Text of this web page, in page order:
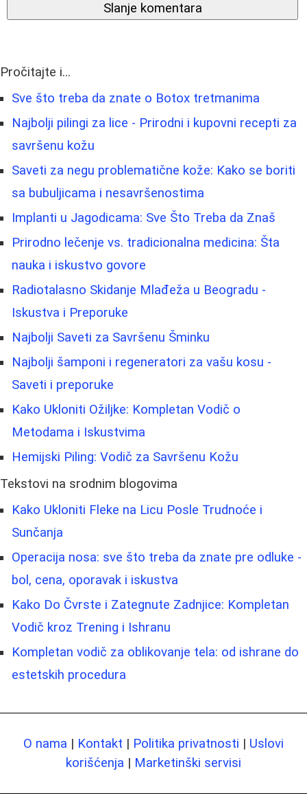
Slanje komentara
Pročitajte i...
Sve što treba da znate o Botox tretmanima
Najbolji pilingi za lice - Prirodni i kupovni recepti za
savršenu kožu
Saveti za negu problematične kože: Kako se boriti
sa bubuljicama i nesavršenostima
Implanti u Jagodicama: Sve Što Treba da Znaš
Prirodno lečenje vs. tradicionalna medicina: Šta
nauka i iskustvo govore
Radiotalasno Skidanje Mlađeža u Beogradu -
Iskustva i Preporuke
Najbolji Saveti za Savršenu Šminku
Najbolji šamponi i regeneratori za vašu kosu -
Saveti i preporuke
Kako Ukloniti Ožiljke: Kompletan Vodič o
Metodama i Iskustvima
Hemijski Piling: Vodič za Savršenu Kožu
Tekstovi na srodnim blogovima
Kako Ukloniti Fleke na Licu Posle Trudnoće i
Sunčanja
Operacija nosa: sve što treba da znate pre odluke -
bol, cena, oporavak i iskustva
Kako Do Čvrste i Zategnute Zadnjice: Kompletan
Vodič kroz Trening i Ishranu
Kompletan vodič za oblikovanje tela: od ishrane do
estetskih procedura
O nama | Kontakt | Politika privatnosti | Uslovi
korišćenja | Marketinški servisi